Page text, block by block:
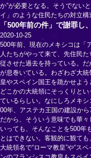
か”が必要となる。そうでない
イ」のような住民たちの対立構
「500年前の件」で謝罪し
2020-10-25
500年前、現在のメキシコは「
人たちがやって来て、先住民
従させた過去を持っている。
が息巻いている。わざわざ大
皇やスペイン国王を跪かせよ
どこかの大統領にそっくりと
ているらしい。なにしろメキ
00年、アステカ王国の建設から
だから、そういう意味でも華
いっても、そんなことを500年
とはできない。客観的に観て
大統領名で“ローマ教皇”や“ス